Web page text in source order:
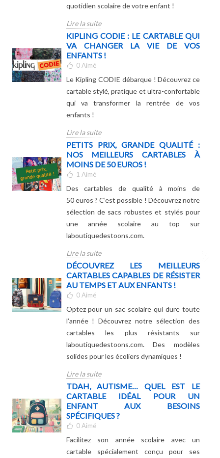
quotidien scolaire de votre enfant !
Lire la suite
KIPLING CODIE : LE CARTABLE QUI
VA CHANGER LA VIE DE VOS
ENFANTS !
0 Aimé
Le Kipling CODIE débarque ! Découvrez ce
cartable stylé, pratique et ultra-confortable
qui va transformer la rentrée de vos
enfants !
Lire la suite
PETITS PRIX, GRANDE QUALITÉ :
NOS MEILLEURS CARTABLES À
MOINS DE 50 EUROS !
1 Aimé
Des cartables de qualité à moins de
50 euros ? C’est possible ! Découvrez notre
sélection de sacs robustes et stylés pour
une année scolaire au top sur
laboutiquedestoons.com.
Lire la suite
DÉCOUVREZ LES MEILLEURS
CARTABLES CAPABLES DE RÉSISTER
AU TEMPS ET AUX ENFANTS !
0 Aimé
Optez pour un sac scolaire qui dure toute
l’année ! Découvrez notre sélection des
cartables les plus résistants sur
laboutiquedestoons.com. Des modèles
solides pour les écoliers dynamiques !
Lire la suite
TDAH, AUTISME… QUEL EST LE
CARTABLE IDÉAL POUR UN
ENFANT AUX BESOINS
SPÉCIFIQUES ?
0 Aimé
Facilitez son année scolaire avec un
cartable spécialement conçu pour ses